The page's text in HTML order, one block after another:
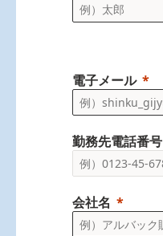
電子メール
勤務先電話番号
会社名